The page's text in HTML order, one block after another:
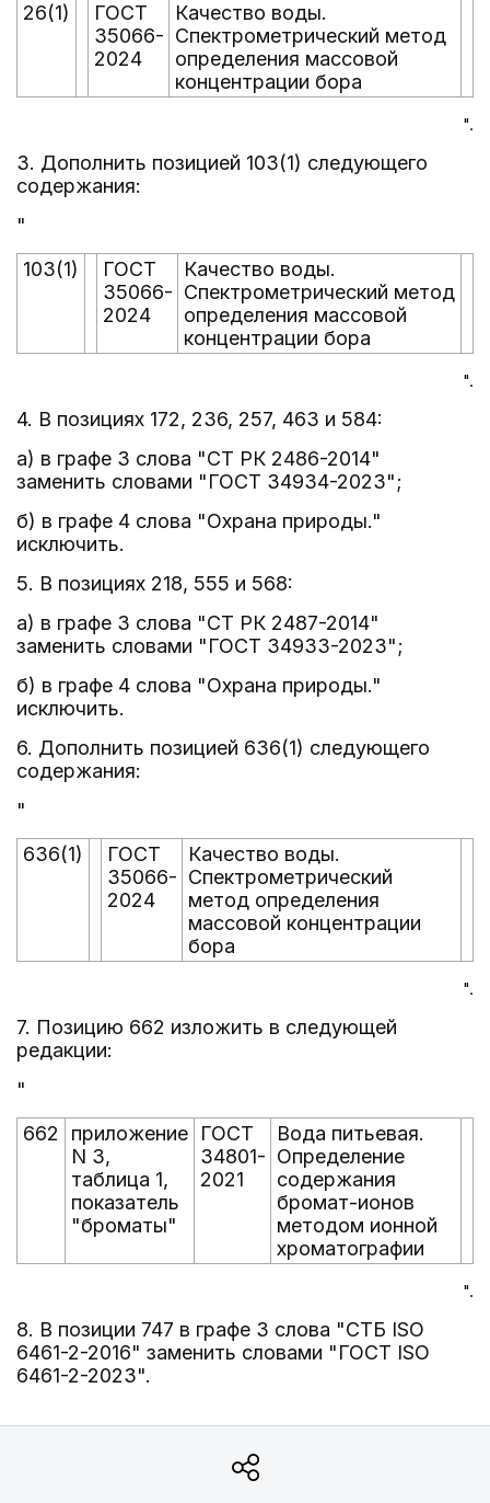
26(1)
ГОСТ
35066-
2024
Качество воды.
Спектрометрический метод
определения массовой
концентрации бора
".
3. Дополнить позицией 103(1) следующего
содержания:
"
103(1)
ГОСТ
35066-
2024
Качество воды.
Спектрометрический метод
определения массовой
концентрации бора
".
4. В позициях 172, 236, 257, 463 и 584:
а) в графе 3 слова "СТ РК 2486-2014"
заменить словами "ГОСТ 34934-2023";
б) в графе 4 слова "Охрана природы."
исключить.
5. В позициях 218, 555 и 568:
а) в графе 3 слова "СТ РК 2487-2014"
заменить словами "ГОСТ 34933-2023";
б) в графе 4 слова "Охрана природы."
исключить.
6. Дополнить позицией 636(1) следующего
содержания:
"
636(1)
ГОСТ
35066-
2024
Качество воды.
Спектрометрический
метод определения
массовой концентрации
бора
".
7. Позицию 662 изложить в следующей
редакции:
"
662
приложение
N 3,
таблица 1,
показатель
"броматы"
ГОСТ
34801-
2021
Вода питьевая.
Определение
содержания
бромат-ионов
методом ионной
хроматографии
".
8. В позиции 747 в графе 3 слова "СТБ ISO
6461-2-2016" заменить словами "ГОСТ ISO
6461-2-2023".